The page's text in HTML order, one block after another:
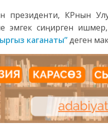
президенти, КРнын
эмгек сиңирген
каганаты”деген